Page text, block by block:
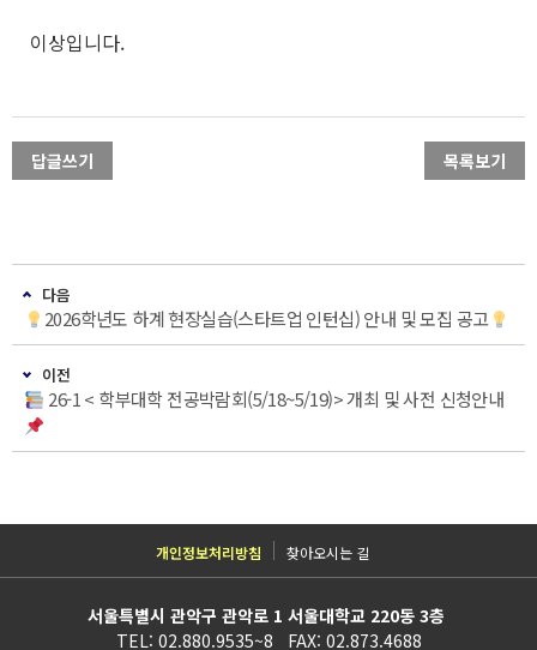
이상입니다.
답글쓰기 목록보기
다음
2026학년도 하계 현장실습(스타트업 인턴십) 안내 및 모집 공고
이전
26-1 < 학부대학 전공박람회(5/18~5/19)> 개최 및 사전 신청안내
개인정보처리방침 찾아오시는 길
서울특별시 관악구 관악로 1 서울대학교 220동 3층
TEL: 02.880.9535~8 FAX: 02.873.4688